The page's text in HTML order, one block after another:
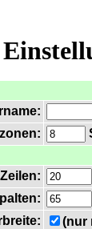
Zeilen:
(nur